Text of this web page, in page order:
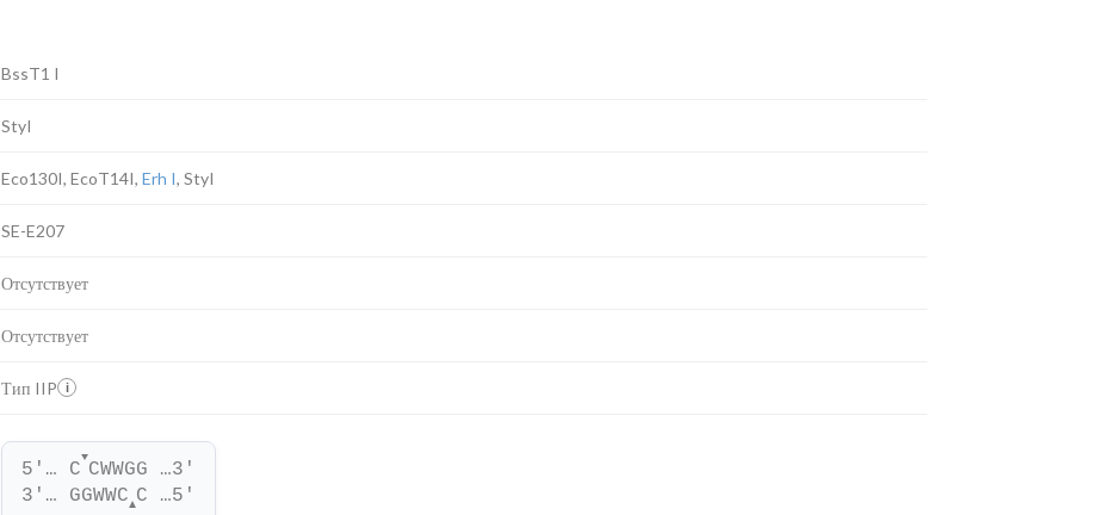
BssT1 I
StyI
Eco130I, EcoT14I, Erh I, StyI
SE-E207
Отсутствует
Отсутствует
Тип IIP i
5'… C
▼
CWWGG …3'
3'… GGWWC▲C …5'